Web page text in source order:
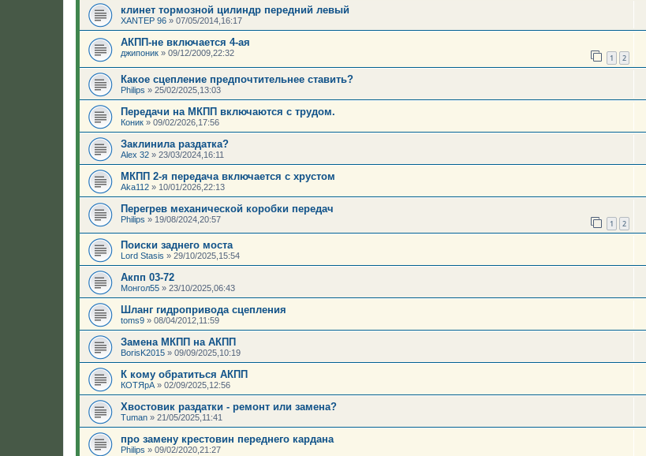
клинет тормозной цилиндр передний левый
XANTEP 96 » 07/05/2014,16:17
АКПП-не включается 4-ая
джипоник » 09/12/2009,22:32 1 2
Какое сцепление предпочтительнее ставить?
Philips » 25/02/2025,13:03
Передачи на МКПП включаются с трудом.
Коник » 09/02/2026,17:56
Заклинила раздатка?
Аlеx 32 » 23/03/2024,16:11
МКПП 2-я передача включается с хрустом
Aka112 » 10/01/2026,22:13
Перегрев механической коробки передач
Philips » 19/08/2024,20:57 1 2
Поиски заднего моста
Lord Stasis » 29/10/2025,15:54
Акпп 03-72
Монгол55 » 23/10/2025,06:43
Шланг гидропривода сцепления
toms9 » 08/04/2012,11:59
Замена МКПП на АКПП
BorisK2015 » 09/09/2025,10:19
К кому обратиться АКПП
КОТЯрА » 02/09/2025,12:56
Хвостовик раздатки - ремонт или замена?
Tuman » 21/05/2025,11:41
про замену крестовин переднего кардана
Philips » 09/02/2020,21:27